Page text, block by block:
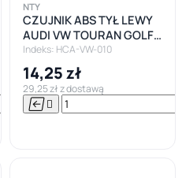


NTY
CZUJNIK ABS TYŁ LEWY
AUDI VW TOURAN GOLF
PASSAT
Indeks: HCA-VW-010
14,25 zł
29,25 zł z dostawą
 